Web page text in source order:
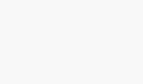
Früher musste man wegen jeder